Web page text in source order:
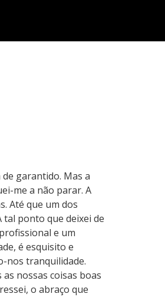
garantido. Mas a
me a não parar. A
Até que um dos
ponto que deixei de
e um
é esquisito e
nos tranquilidade.
nossas coisas boas
o abraço que